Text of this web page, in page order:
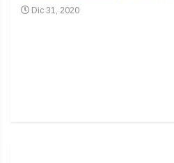
Dic 31, 2020